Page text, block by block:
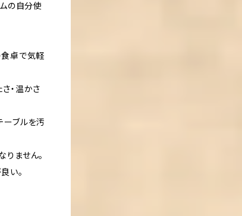
の自分使
卓で気軽
・温かさ
ブルを汚
ません。
い。